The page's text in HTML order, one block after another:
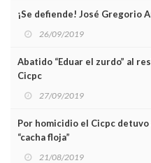
¡Se defiende! José Gregorio
26/09/2019
Abatido “Eduar el zurdo” al
Cicpc
27/09/2019
Por homicidio el Cicpc
“cacha floja”
21/08/2019